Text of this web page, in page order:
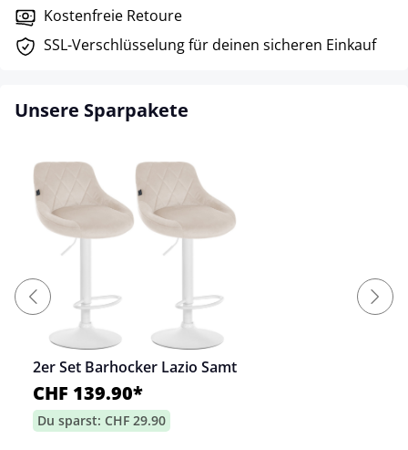
Kostenfreie Retoure
SSL-Verschlüsselung für deinen sicheren Einkauf
Unsere Sparpakete
2er Set Barhocker Lazio Samt
CHF 139.90*
Du sparst: CHF 29.90